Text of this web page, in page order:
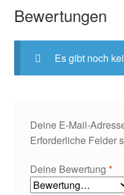
Bewertungen
Es gibt noch
Deine E-Mail-
Erforderliche Felder
Deine Bewertung *